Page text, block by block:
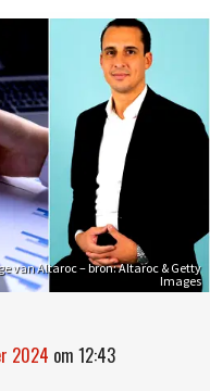
van Altaroc – bron: Altaroc & Getty
Images
2024 om 12:43